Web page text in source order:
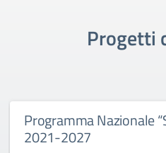
Progetti
Programma Nazionale
2021-2027